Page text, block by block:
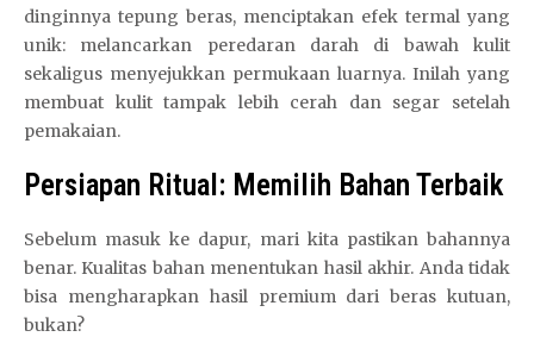
dinginnya tepung beras, menciptakan efek termal yang
unik: melancarkan peredaran darah di bawah kulit
sekaligus menyejukkan permukaan luarnya. Inilah yang
membuat kulit tampak lebih cerah dan segar setelah
pemakaian.
Persiapan Ritual: Memilih Bahan Terbaik
Sebelum masuk ke dapur, mari kita pastikan bahannya
benar. Kualitas bahan menentukan hasil akhir. Anda tidak
bisa mengharapkan hasil premium dari beras kutuan,
bukan?